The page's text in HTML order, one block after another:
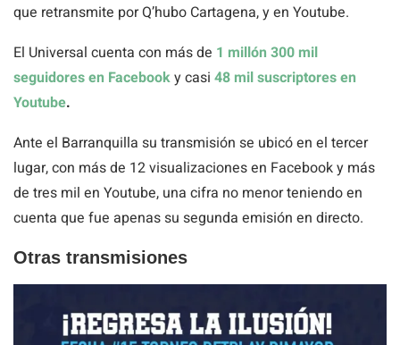
que retransmite por Q’hubo Cartagena, y en Youtube.
El Universal cuenta con más de 1 millón 300 mil
seguidores en Facebooky casi 48 mil suscriptores en
Youtube.
Ante el Barranquilla su transmisión se ubicó en el tercer
lugar, con más de 12 visualizaciones en Facebook y más
de tres mil en Youtube, una cifra no menor teniendo en
cuenta que fue apenas su segunda emisión en directo.
Otras transmisiones